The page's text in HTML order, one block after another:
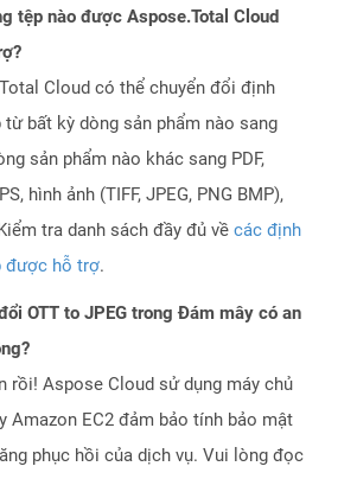
tệp nào được Aspose.Total Cloud
Cloud có thể chuyển đổi định
từ bất kỳ dòng sản phẩm nào sang
sản phẩm nào khác sang PDF,
hình ảnh (TIFF, JPEG, PNG BMP),
tra danh sách đầy đủ về các định
được hỗ trợ.
OTT to JPEG trong Đám mây có an
rồi! Aspose Cloud sử dụng máy chủ
Amazon EC2 đảm bảo tính bảo mật
phục hồi của dịch vụ. Vui lòng đọc